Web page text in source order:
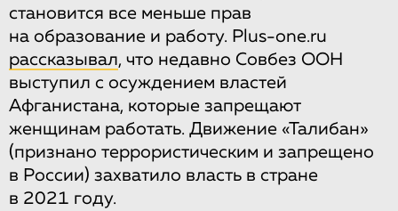
становится все меньше прав
на образование и работу. Plus-one.ru
рассказывал, что недавно Совбез ООН
выступил с осуждением властей
Афганистана, которые запрещают
женщинам работать. Движение «Талибан»
(признано террористическим и запрещено
в России) захватило власть в стране
в 2021 году.